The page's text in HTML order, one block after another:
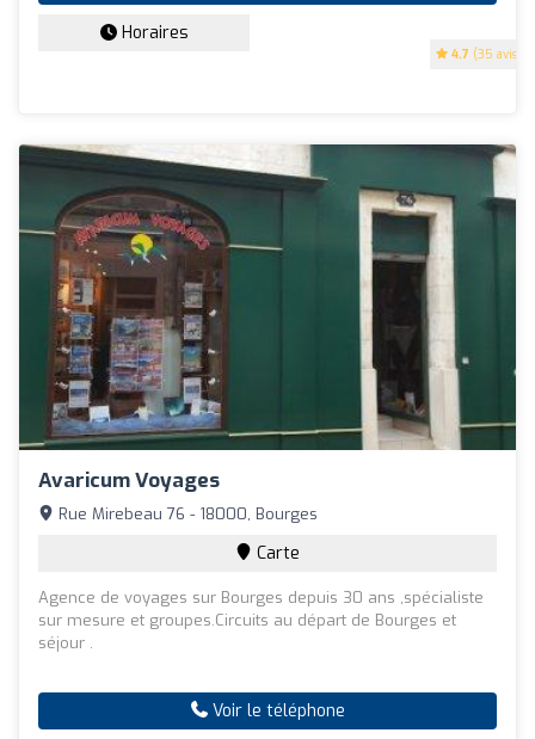
4.7 (35 avis)
Horaires
Avaricum Voyages
Rue Mirebeau 76 - 18000, Bourges
Carte
Agence de voyages sur Bourges depuis 30 ans ,spécialiste
sur mesure et groupes.Circuits au départ de Bourges et
séjour .
Voir le téléphone